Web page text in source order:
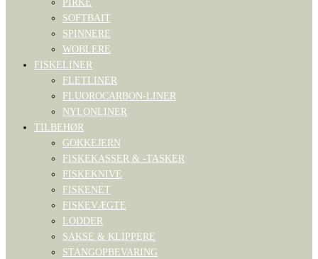
PIRKE
SOFTBAIT
SPINNERE
WOBLERE
FISKELINER
FLETLINER
FLUOROCARBON-LINER
NYLONLINER
TILBEHØR
GOKKEJERN
FISKEKASSER & -TASKER
FISKEKNIVE
FISKENET
FISKEVÆGTE
LODDER
SAKSE & KLIPPERE
STANGOPBEVARING